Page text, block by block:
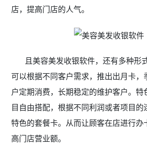
店，提高门店的人气。
且美容美发收银软件，还有多种形式
可以根据不同客户需求，推出出月卡，
户定期消费，长期稳定的维护客户。特
目自由搭配，根据不同利润或者项目的
特色的套餐卡。从而让顾客在店进行办
高门店营业额。